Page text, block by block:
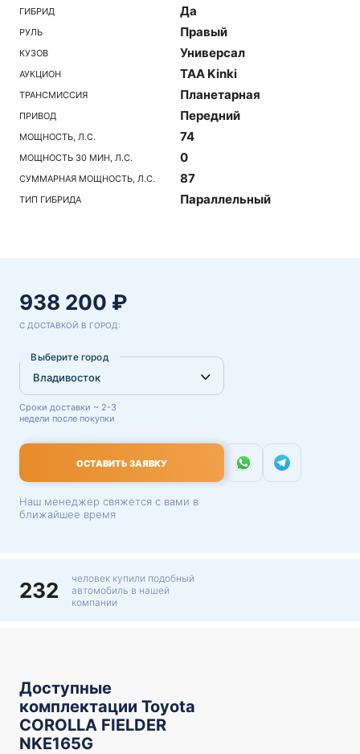
ГИБРИД Да
РУЛЬ Правый
КУЗОВ Универсал
АУКЦИОН TAA Kinki
ТРАНСМИССИЯ Планетарная
ПРИВОД Передний
МОЩНОСТЬ, Л.С. 74
МОЩНОСТЬ 30 МИН, Л.С. 0
СУММАРНАЯ МОЩНОСТЬ, Л.С. 87
ТИП ГИБРИДА Параллельный
938 200 ₽
С ДОСТАВКОЙ В ГОРОД:
Выберите город
Сроки доставки ~ 2-3
недели после покупки
ОСТАВИТЬ ЗАЯВКУ
Наш менеджер свяжется с вами в
ближайшее время
232
человек купили подобный
автомобиль в нашей
компании
Доступные
комплектации Toyota
COROLLA FIELDER
NKE165G